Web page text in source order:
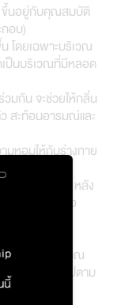
ขึ้นอยู่กับคุณสมบัติ
อบ)
โดยเฉพาะบริเวณ
ป็นบริเวณที่มีหลอด
มกัน จะช่วยให้กลิ่น
สะท้อนอารมณ์และ
หอมให้กับร่างกาย
ต้องการ
Body Spray หลัง
าดผิวกายหรือ
ช้งานได้ประมาณ
จแตกต่างกันไปตาม